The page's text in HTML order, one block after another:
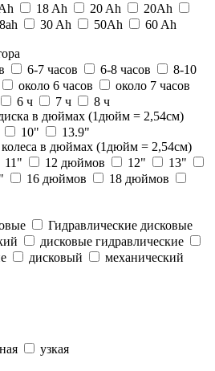
18 Ah 20 Ah
20Ah
30 Ah 50Ah
60 Ah
6-7 часов 6-8 часов
8-10
около 6 часов
около 7 часов
6 ч 7 ч
8 ч
в дюймах (1дюйм = 2,54см)
10"
13.9"
в дюймах (1дюйм = 2,54см)
11" 12 дюймов 12"
13"
16 дюймов
18 дюймов
Гидравлические дисковые
дисковые гидравлические
дисковый
механический
узкая